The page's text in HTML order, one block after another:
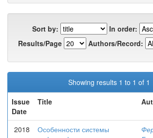
Sort by:
In order:
Results/Page
Authors/Record:
Showing results 1 to 1 of 1
Issue
Date
Title
2018
Особенности системы